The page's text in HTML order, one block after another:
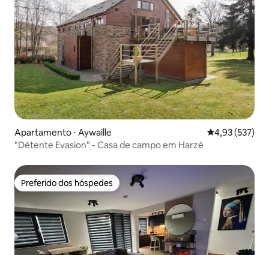
Apartamento ⋅ Aywaille 4,93 de uma
4,93 (537)
"Détente Evasion" - Casa de campo em Harzé
Preferido dos hóspedes
Preferido dos hóspedes